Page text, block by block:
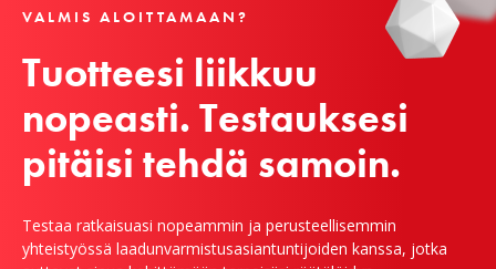
VALMIS ALOITTAMAAN?
Tuotteesi liikkuu
nopeasti. Testauksesi
pitäisi tehdä samoin.
Testaa ratkaisuasi nopeammin ja perusteellisemmin
yhteistyössä laadunvarmistusasiantuntijoiden kanssa, jotka